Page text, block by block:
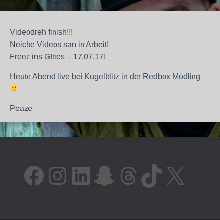
Videodreh finish!!!
Neiche Videos san in Arbeit!
Freez ins Gfries – 17.07.17!
Heute Abend live bei Kugelblitz in der Redbox Mödling
Peaze
FACEBOOK INSTAGRAM LINKEDIN SNAPCHAT THREADS TIKTOK